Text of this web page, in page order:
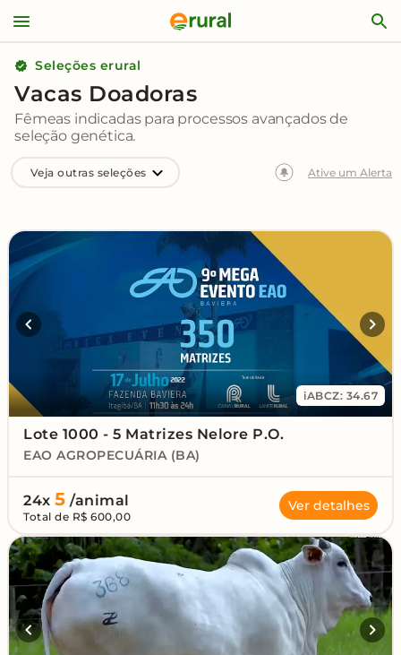
Seleções erural
Vacas Doadoras
Fêmeas indicadas para processos avançados de
seleção genética.
Veja outras seleções Ative um Alerta
iABCZ: 34.67
Lote 1000 - 5 Matrizes Nelore P.O.
EAO AGROPECUÁRIA (BA)
24x 5 /animal
Total de R$ 600,00
Ver detalhes